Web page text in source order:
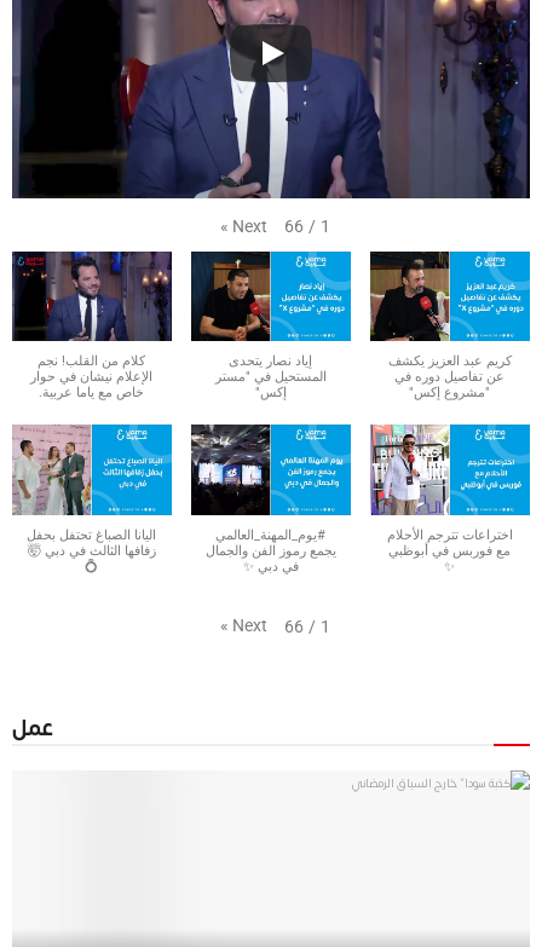
1
/
66
Next
»
كلام من القلب! نجم
الإعلام نيشان في حوار
خاص مع ياما عربية.
إياد نصار يتحدى
المستحيل في "مستر
إكس"
كريم عبد العزيز يكشف
عن تفاصيل دوره في
"مشروع إكس"
اليانا الصباغ تحتفل بحفل
زفافها الثالث في دبي 🤯
💍‏
#يوم_المهنة_العالمي
يجمع رموز الفن والجمال
في دبي ✨
اختراعات تترجم الأحلام
مع فوربس في أبوظبي
✨
1
/
66
Next
»
عمل